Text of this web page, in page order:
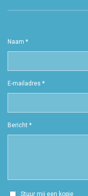
Naam *
E-mailadres *
Bericht *
Stuur mij een kopie